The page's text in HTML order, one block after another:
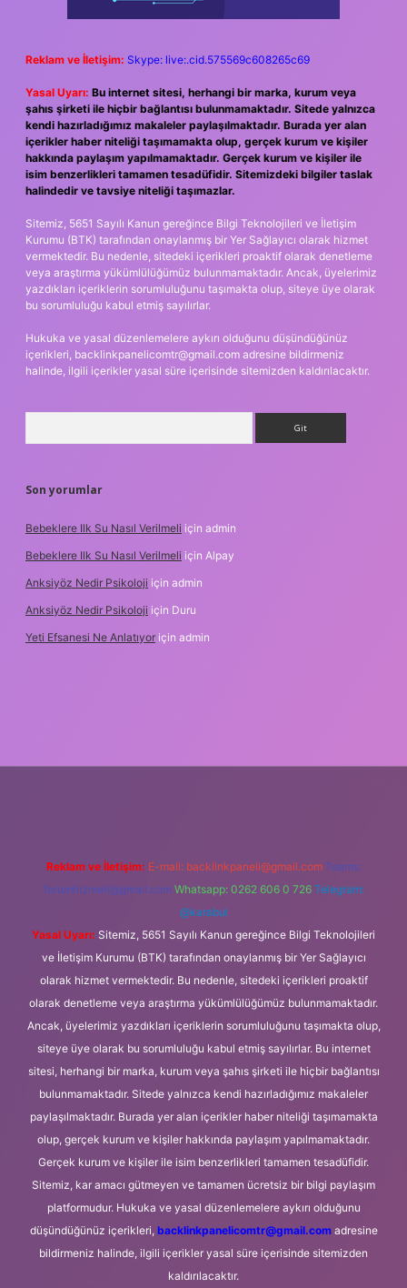
Reklam ve İletişim: Skype: live:.cid.575569c608265c69
Yasal Uyarı: Bu internet sitesi, herhangi bir marka, kurum veya
şahıs şirketi ile hiçbir bağlantısı bulunmamaktadır. Sitede yalnızca
kendi hazırladığımız makaleler paylaşılmaktadır. Burada yer alan
içerikler haber niteliği taşımamakta olup, gerçek kurum ve kişiler
hakkında paylaşım yapılmamaktadır. Gerçek kurum ve kişiler ile
isim benzerlikleri tamamen tesadüfidir. Sitemizdeki bilgiler taslak
halindedir ve tavsiye niteliği taşımazlar.
Sitemiz, 5651 Sayılı Kanun gereğince Bilgi Teknolojileri ve İletişim
Kurumu (BTK) tarafından onaylanmış bir Yer Sağlayıcı olarak hizmet
vermektedir. Bu nedenle, sitedeki içerikleri proaktif olarak denetleme
veya araştırma yükümlülüğümüz bulunmamaktadır. Ancak, üyelerimiz
yazdıkları içeriklerin sorumluluğunu taşımakta olup, siteye üye olarak
bu sorumluluğu kabul etmiş sayılırlar.
Hukuka ve yasal düzenlemelere aykırı olduğunu düşündüğünüz
içerikleri, backlinkpanelicomtr@gmail.com adresine bildirmeniz
halinde, ilgili içerikler yasal süre içerisinde sitemizden kaldırılacaktır.
Son yorumlar
Bebeklere Ilk Su Nasıl Verilmeli için admin
Bebeklere Ilk Su Nasıl Verilmeli için Alpay
Anksiyöz Nedir Psikoloji için admin
Anksiyöz Nedir Psikoloji için Duru
Yeti Efsanesi Ne Anlatıyor için admin
Reklam ve İletişim: E-mail: backlinkpaneli@gmail.com Teams:
forumhizmeti@gmail.com Whatsapp: 0262 606 0 726 Telegram:
@karabul
Yasal Uyarı: Sitemiz, 5651 Sayılı Kanun gereğince Bilgi Teknolojileri
ve İletişim Kurumu (BTK) tarafından onaylanmış bir Yer Sağlayıcı
olarak hizmet vermektedir. Bu nedenle, sitedeki içerikleri proaktif
olarak denetleme veya araştırma yükümlülüğümüz bulunmamaktadır.
Ancak, üyelerimiz yazdıkları içeriklerin sorumluluğunu taşımakta olup,
siteye üye olarak bu sorumluluğu kabul etmiş sayılırlar. Bu internet
sitesi, herhangi bir marka, kurum veya şahıs şirketi ile hiçbir bağlantısı
bulunmamaktadır. Sitede yalnızca kendi hazırladığımız makaleler
paylaşılmaktadır. Burada yer alan içerikler haber niteliği taşımamakta
olup, gerçek kurum ve kişiler hakkında paylaşım yapılmamaktadır.
Gerçek kurum ve kişiler ile isim benzerlikleri tamamen tesadüfidir.
Sitemiz, kar amacı gütmeyen ve tamamen ücretsiz bir bilgi paylaşım
platformudur. Hukuka ve yasal düzenlemelere aykırı olduğunu
düşündüğünüz içerikleri, backlinkpanelicomtr@gmail.comadresine
bildirmeniz halinde, ilgili içerikler yasal süre içerisinde sitemizden
kaldırılacaktır.